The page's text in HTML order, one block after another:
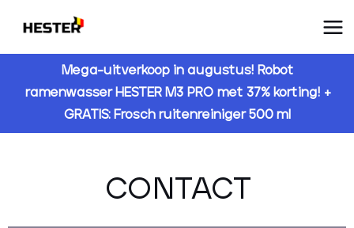
naar
de
Mega-uitverkoop in augustus! Robot
ramenwasser HESTER M3 PRO met 37% korting! +
GRATIS: Frosch ruitenreiniger 500 ml
CONTACT